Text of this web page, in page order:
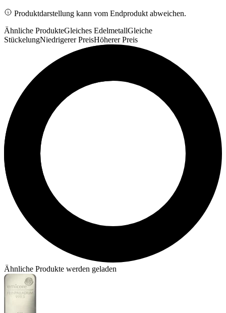
Produktdarstellung kann vom Endprodukt abweichen.
Ähnliche ProdukteGleiches EdelmetallGleiche
StückelungNiedrigerer PreisHöherer Preis
Ähnliche Produkte werden geladen